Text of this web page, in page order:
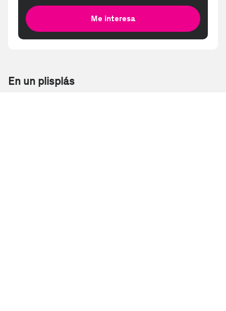
Me interesa
En un plisplás